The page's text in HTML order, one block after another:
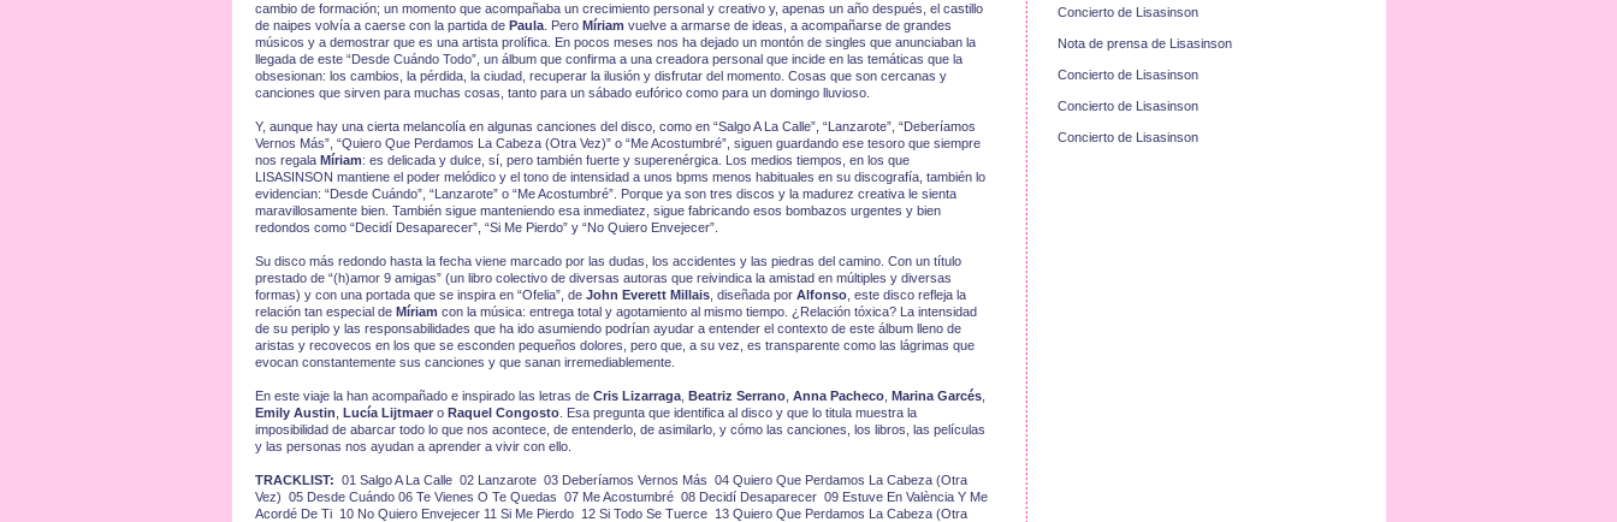
cambio de formación; un momento que acompañaba un crecimiento personal y creativo y, apenas un año después, el castillo
de naipes volvía a caerse con la partida de Paula. Pero Míriam vuelve a armarse de ideas, a acompañarse de grandes
músicos y a demostrar que es una artista prolífica. En pocos meses nos ha dejado un montón de singles que anunciaban la
llegada de este “Desde Cuándo Todo”, un álbum que confirma a una creadora personal que incide en las temáticas que la
obsesionan: los cambios, la pérdida, la ciudad, recuperar la ilusión y disfrutar del momento. Cosas que son cercanas y
canciones que sirven para muchas cosas, tanto para un sábado eufórico como para un domingo lluvioso.
Y, aunque hay una cierta melancolía en algunas canciones del disco, como en “Salgo A La Calle”, “Lanzarote”, “Deberíamos
Vernos Más”, “Quiero Que Perdamos La Cabeza (Otra Vez)” o “Me Acostumbré”, siguen guardando ese tesoro que siempre
nos regala Míriam: es delicada y dulce, sí, pero también fuerte y superenérgica. Los medios tiempos, en los que
LISASINSON mantiene el poder melódico y el tono de intensidad a unos bpms menos habituales en su discografía, también lo
evidencian: “Desde Cuándo”, “Lanzarote” o “Me Acostumbré”. Porque ya son tres discos y la madurez creativa le sienta
maravillosamente bien. También sigue manteniendo esa inmediatez, sigue fabricando esos bombazos urgentes y bien
redondos como “Decidí Desaparecer”, “Si Me Pierdo” y “No Quiero Envejecer”.
Su disco más redondo hasta la fecha viene marcado por las dudas, los accidentes y las piedras del camino. Con un título
prestado de “(h)amor 9 amigas” (un libro colectivo de diversas autoras que reivindica la amistad en múltiples y diversas
formas) y con una portada que se inspira en “Ofelia”, de John Everett Millais, diseñada por Alfonso, este disco refleja la
relación tan especial de Míriam con la música: entrega total y agotamiento al mismo tiempo. ¿Relación tóxica? La intensidad
de su periplo y las responsabilidades que ha ido asumiendo podrían ayudar a entender el contexto de este álbum lleno de
aristas y recovecos en los que se esconden pequeños dolores, pero que, a su vez, es transparente como las lágrimas que
evocan constantemente sus canciones y que sanan irremediablemente.
En este viaje la han acompañado e inspirado las letras de Cris Lizarraga, Beatriz Serrano, Anna Pacheco, Marina Garcés,
Emily Austin Lucía Lijtmaer o Raquel Congosto. Esa pregunta que identifica al disco y que lo titula muestra la
imposibilidad de abarcar todo lo que nos acontece, de entenderlo, de asimilarlo, y cómo las canciones, los libros, las películas
y las personas nos ayudan a aprender a vivir con ello.
TRACKLIST: 01 Salgo A La Calle 02 Lanzarote 03 Deberíamos Vernos Más 04 Quiero Que Perdamos La Cabeza (Otra
Vez) 05 Desde Cuándo 06 Te Vienes O Te Quedas 07 Me Acostumbré 08 Decidí Desaparecer 09 Estuve En València Y Me
Acordé De Ti 10 No Quiero Envejecer 11 Si Me Pierdo 12 Si Todo Se Tuerce 13 Quiero Que Perdamos La Cabeza (Otra
Concierto de Lisasinson
Nota de prensa de Lisasinson
Concierto de Lisasinson
Concierto de Lisasinson
Concierto de Lisasinson